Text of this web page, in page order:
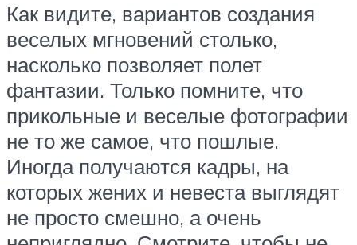
Как видите, вариантов создания
веселых мгновений столько,
насколько позволяет полет
фантазии. Только помните, что
прикольные и веселые фотографии
не то же самое, что пошлые.
Иногда получаются кадры, на
которых жених и невеста выглядят
не просто смешно, а очень